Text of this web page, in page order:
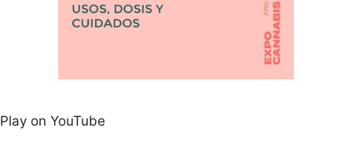
Play on YouTube